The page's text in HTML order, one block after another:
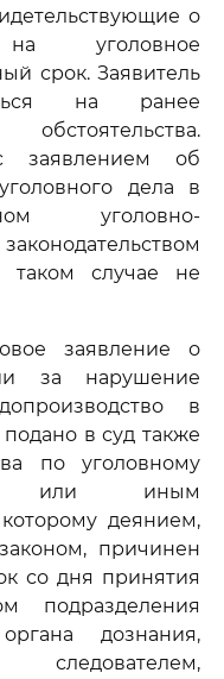
о
уголовное
срок. Заявитель
на ранее
заявлением об
дела в
уголовно-
таком случае не
заявление о
за нарушение
в
в суд также
по уголовному
или иным
деянием,
причинен
со дня принятия
подразделения
дознания,